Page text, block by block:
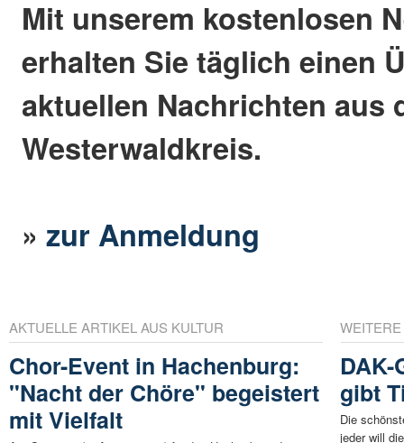
Mit unserem kostenlosen
erhalten Sie täglich einen
aktuellen Nachrichten aus
Westerwaldkreis.
»zur Anmeldung
AKTUELLE ARTIKEL AUS KULTUR
Chor-Event in Hachenburg:
"Nacht der Chöre" begeistert
mit Vielfalt
gibt
Die
jeder will